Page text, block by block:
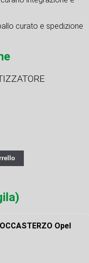
curato e spedizione
Opel